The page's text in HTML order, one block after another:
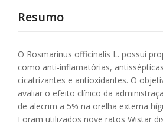
Resumo
O Rosmarinus officinalis L. possui
como anti-inflamatórias,
cicatrizantes e antioxidantes. O
avaliar o efeito clínico da
de alecrim a 5% na orelha externa
Foram utilizados nove ratos Wistar